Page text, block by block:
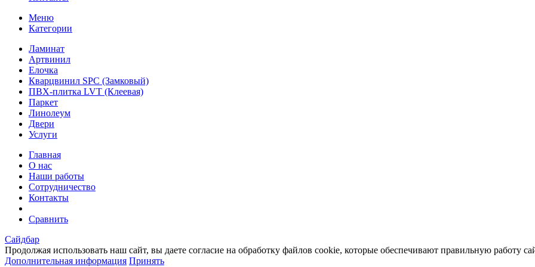
Меню
Категории
Ламинат
Артвинил
Елочка
Кварцвинил SPC (Замковый)
ПВХ-плитка LVT (Клеевая)
Паркет
Линолеум
Двери
Услуги
Главная
О нас
Наши работы
Сотрудничество
Контакты
Сравнить
Сайдбар
Продолжая использовать наш сайт, вы даете согласие на обработку файлов cookie, которые обеспечивают правильную работу
Дополнительная информация Принять